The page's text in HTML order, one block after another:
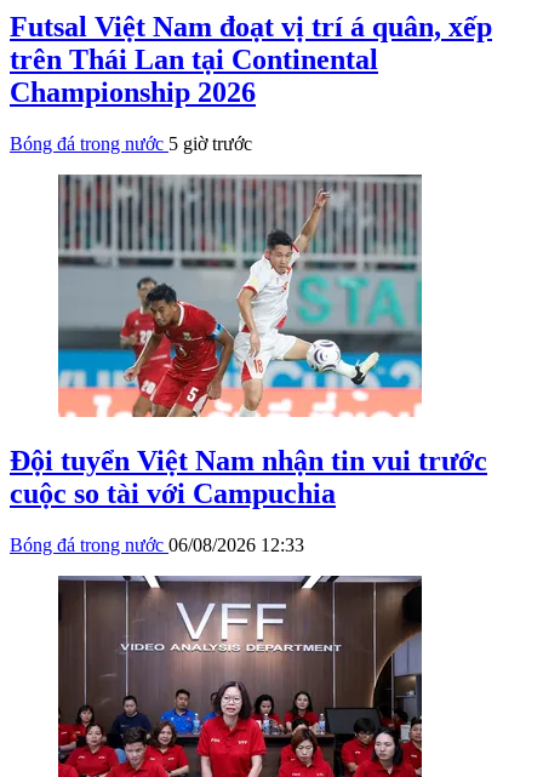
Futsal Việt Nam đoạt vị trí á quân, xếp
trên Thái Lan tại Continental
Championship 2026
Bóng đá trong nước 5 giờ trước
Đội tuyển Việt Nam nhận tin vui trước
cuộc so tài với Campuchia
Bóng đá trong nước 06/08/2026 12:33